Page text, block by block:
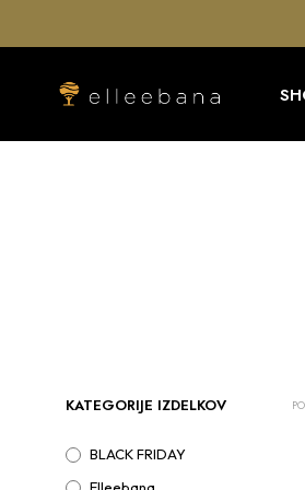
KATEGORIJE IZDELKOV
BLACK FRIDAY